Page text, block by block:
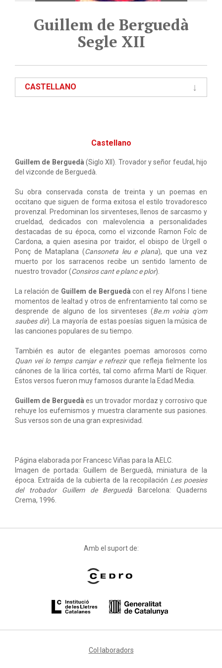
Guillem de Berguedà
Segle XII
CASTELLANO
Castellano
Guillem de Berguedà (Siglo XII). Trovador y señor feudal, hijo
del vizconde de Berguedà.
Su obra conservada consta de treinta y un poemas en
occitano que siguen de forma exitosa el estilo trovadoresco
provenzal. Predominan los sirventeses, llenos de sarcasmo y
crueldad, dedicados con malevolencia a personalidades
destacadas de su época, como el vizconde Ramon Folc de
Cardona, a quien asesina por traidor, el obispo de Urgell o
Ponç de Mataplana (Cansoneta leu e plana), que una vez
muerto por los sarracenos recibe un sentido lamento de
nuestro trovador (Consiros cant e planc e plor).
La relación de Guillem de Berguedà con el rey Alfons I tiene
momentos de lealtad y otros de enfrentamiento tal como se
desprende de alguno de los sirventeses (Be.m volria q'om
saubes dir). La mayoría de estas poesías siguen la música de
las canciones populares de su tiempo.
También es autor de elegantes poemas amorosos como
Quan vei lo temps camjar e refrezirque refleja fielmente los
cánones de la lírica cortés, tal como afirma Martí de Riquer.
Estos versos fueron muy famosos durante la Edad Media.
Guillem de Berguedà es un trovador mordaz y corrosivo que
rehuye los eufemismos y muestra claramente sus pasiones.
Sus versos son de una gran expresividad.
Página elaborada por Francesc Viñas para la AELC.
Imagen de portada: Guillem de Berguedà, miniatura de la
época. Extraída de la cubierta de la recopilación Les poesies
del trobador Guillem de Berguedà Barcelona: Quaderns
Crema, 1996.
Amb el suport de:
Col·laboradors